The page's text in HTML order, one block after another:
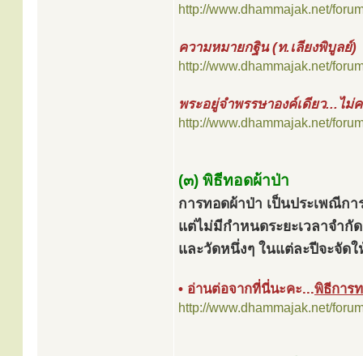
http://www.dhammajak.net/
ความหมายกฐิน (ท.เลียงพิบูลย์)
http://www.dhammajak.net/
พระอยู่จำพรรษาองค์เดียว...ไ
http://www.dhammajak.net/
(๓) พิธีทอดผ้าป่า
การทอดผ้าป่า เป็นประเพณีก
แต่ไม่มีกำหนดระยะเวลาจํา
และวัดหนึ่งๆ ในแต่ละปีจะจัด
• อ่านต่อจากที่นี่นะคะ...พิธีการ
http://www.dhammajak.net/